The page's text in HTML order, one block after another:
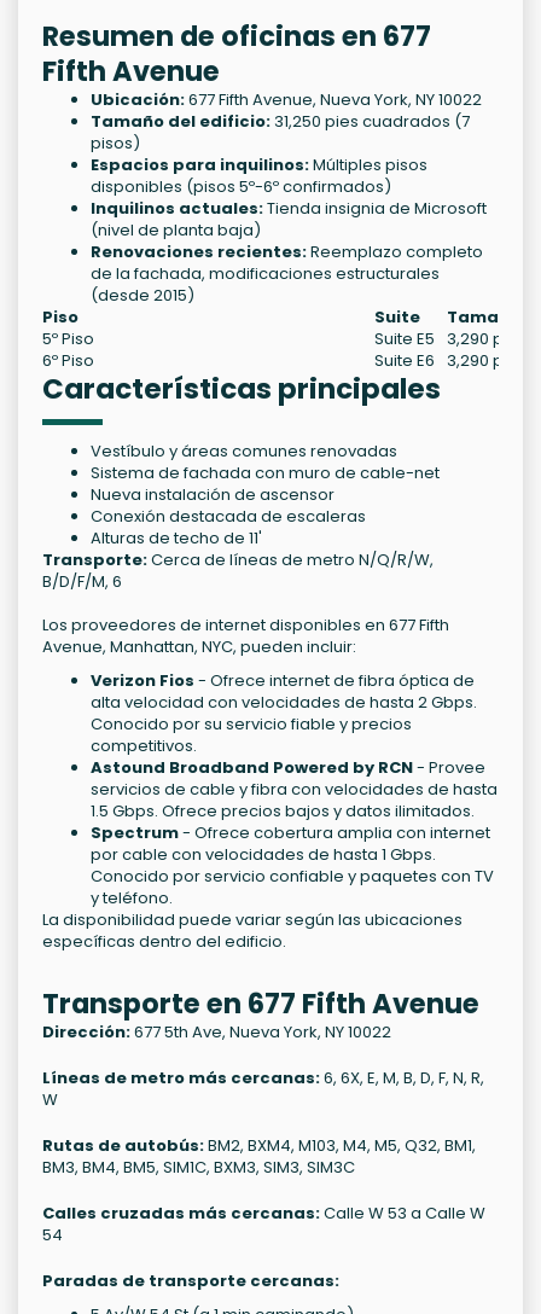
Resumen de oficinas en 677
Fifth Avenue
Ubicación:677 Fifth Avenue, Nueva York, NY 10022
Tamaño del edificio:31,250 pies cuadrados (7
pisos)
Espacios para inquilinos:Múltiples pisos
disponibles (pisos 5º-6º confirmados)
Inquilinos actuales:Tienda insignia de Microsoft
(nivel de planta baja)
Renovaciones recientes:Reemplazo completo
de la fachada, modificaciones estructurales
(desde 2015)
Piso
Suite
Tamaño
5º Piso
Suite E5 3,290 pies
6º Piso
Suite E6 3,290 pies
Características principales
Vestíbulo y áreas comunes renovadas
Sistema de fachada con muro de cable-net
Nueva instalación de ascensor
Conexión destacada de escaleras
Alturas de techo de 11'
Transporte:Cerca de líneas de metro N/Q/R/W,
B/D/F/M, 6
Los proveedores de internet disponibles en 677 Fifth
Avenue, Manhattan, NYC, pueden incluir:
Verizon Fios - Ofrece internet de fibra óptica de
alta velocidad con velocidades de hasta 2 Gbps.
Conocido por su servicio fiable y precios
competitivos.
Astound Broadband Powered by RCN- Provee
servicios de cable y fibra con velocidades de hasta
1.5 Gbps. Ofrece precios bajos y datos ilimitados.
Spectrum- Ofrece cobertura amplia con internet
por cable con velocidades de hasta 1 Gbps.
Conocido por servicio confiable y paquetes con TV
y teléfono.
La disponibilidad puede variar según las ubicaciones
específicas dentro del edificio.
Transporte en 677 Fifth Avenue
Dirección:677 5th Ave, Nueva York, NY 10022
Líneas de metro más cercanas:6, 6X, E, M, B, D, F, N, R,
W
Rutas de autobús:BM2, BXM4, M103, M4, M5, Q32, BM1,
BM3, BM4, BM5, SIM1C, BXM3, SIM3, SIM3C
Calles cruzadas más cercanas:Calle W 53 a Calle W
54
Paradas de transporte cercanas: